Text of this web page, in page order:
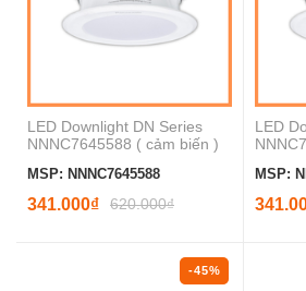
LED Downlight DN Series
NNNC7645588 ( cảm biến )
MSP: NNNC7645588
341.000₫ 620.000₫
LED
MSP:
-45%